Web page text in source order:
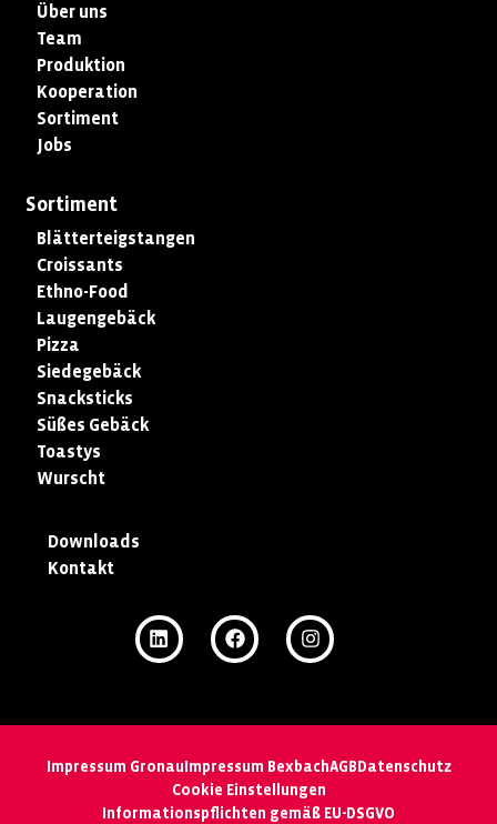
Über uns
Team
Produktion
Kooperation
Sortiment
Jobs
Sortiment
Blätterteigstangen
Croissants
Ethno-Food
Laugengebäck
Pizza
Siedegebäck
Snacksticks
Süßes Gebäck
Toastys
Wurscht
Downloads
Kontakt
Impressum Gronau Impressum BexbachAGBDatenschutz
Cookie Einstellungen
Informationspflichten gemäß EU-DSGVO